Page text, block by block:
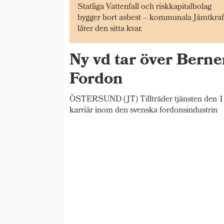
Statliga Vattenfall och riskkapitalbolag
bygger bort asbest – kommunala
låter den sitta kvar.
Ny vd tar över
Fordon
ÖSTERSUND (JT) Tillträder tjänsten den
karriär inom den svenska fordonsindustrin